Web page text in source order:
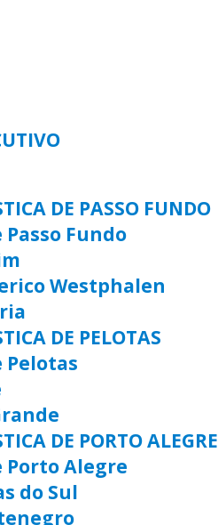
DE PASSO FUNDO
Fundo
Westphalen
DE PELOTAS
Pelotas
DE PORTO ALEGRE
Porto Alegre
do Sul